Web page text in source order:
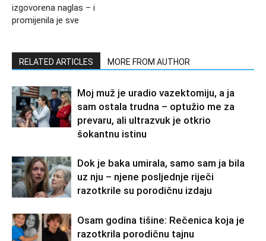
izgovorena naglas – i
promijenila je sve
RELATED ARTICLES MORE FROM AUTHOR
Moj muž je uradio vazektomiju, a ja
sam ostala trudna – optužio me za
prevaru, ali ultrazvuk je otkrio
šokantnu istinu
Dok je baka umirala, samo sam ja bila
uz nju – njene posljednje riječi
razotkrile su porodičnu izdaju
Osam godina tišine: Rečenica koja je
razotkrila porodičnu tajnu